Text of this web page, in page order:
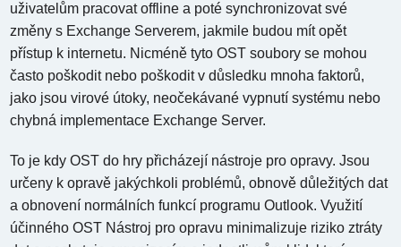
uživatelům pracovat offline a poté synchronizovat své
změny s Exchange Serverem, jakmile budou mít opět
přístup k internetu. Nicméně tyto OST soubory se mohou
často poškodit nebo poškodit v důsledku mnoha faktorů,
jako jsou virové útoky, neočekávané vypnutí systému nebo
chybná implementace Exchange Server.
To je kdy OST do hry přicházejí nástroje pro opravy. Jsou
určeny k opravě jakýchkoli problémů, obnově důležitých dat
a obnovení normálních funkcí programu Outlook. Využití
účinného OST Nástroj pro opravu minimalizuje riziko ztráty